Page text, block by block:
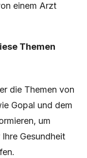
einem Arzt
Themen
die Themen von
Gopal und dem
um
Gesundheit